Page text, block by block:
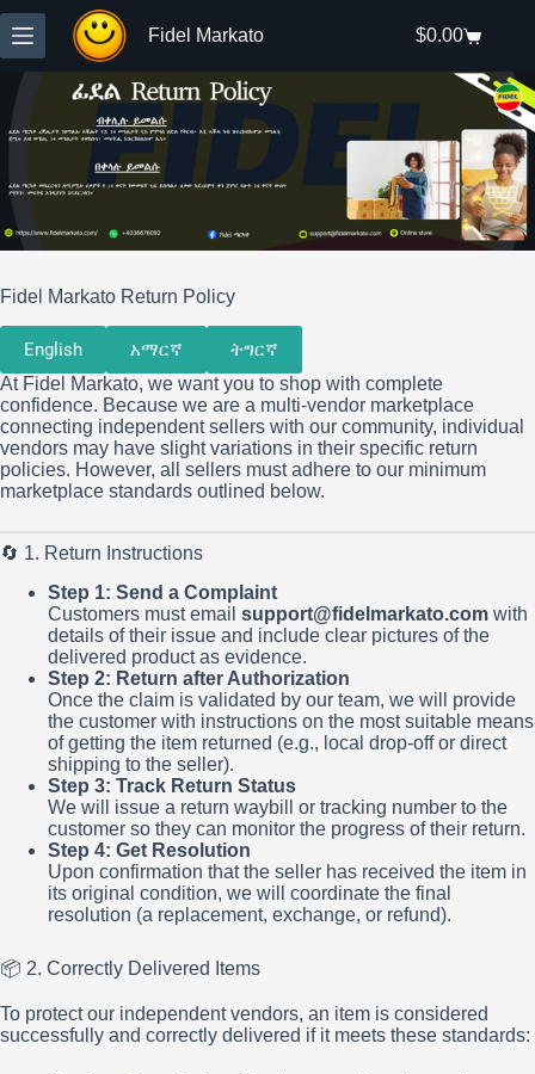
Skip
to
Fidel Markato
Shopping
$0.00
Fidel Markato Return Policy
English አማርኛ ትግርኛ
At Fidel Markato, we want you to shop with complete
confidence. Because we are a multi-vendor marketplace
connecting independent sellers with our community, individual
vendors may have slight variations in their specific return
policies. However, all sellers must adhere to our minimum
marketplace standards outlined below.
🔄 1. Return Instructions
Step 1: Send a Complaint
Customers must email support@fidelmarkato.com with
details of their issue and include clear pictures of the
delivered product as evidence.
Step 2: Return after Authorization
Once the claim is validated by our team, we will provide
the customer with instructions on the most suitable means
of getting the item returned (e.g., local drop-off or direct
shipping to the seller).
Step 3: Track Return Status
We will issue a return waybill or tracking number to the
customer so they can monitor the progress of their return.
Step 4: Get Resolution
Upon confirmation that the seller has received the item in
its original condition, we will coordinate the final
resolution (a replacement, exchange, or refund).
📦 2. Correctly Delivered Items
To protect our independent vendors, an item is considered
successfully and correctly delivered if it meets these standards: